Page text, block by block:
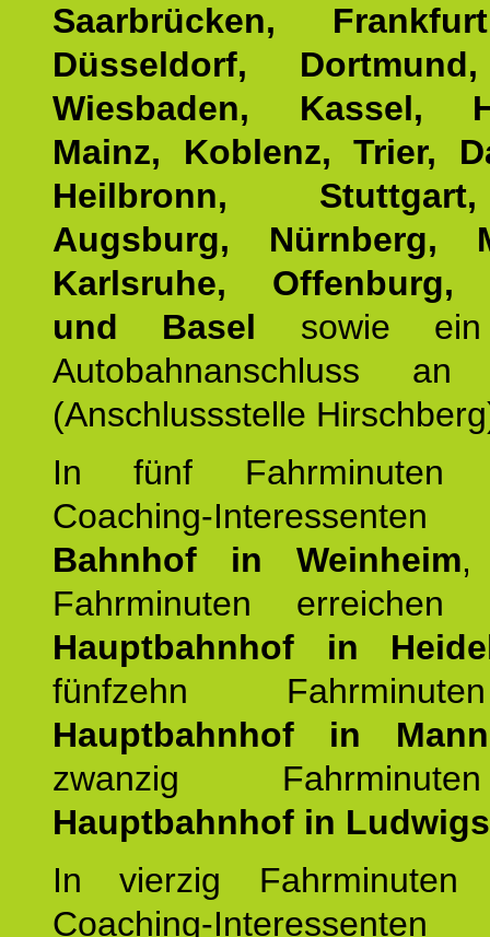
Saarbrücken,
Düsseldorf,
Wiesbaden, Kassel,
Mainz, Koblenz, Trier,
Heilbronn,
Augsburg, Nürnberg,
Karlsruhe, Offenburg,
und Basel sowie ein
Autobahnanschluss
(Anschlussstelle
In fünf Fahrminuten
Coaching-
Bahnhof in Weinheim,
Fahrminuten
Hauptbahnhof in
fünfzehn
Hauptbahnhof in
zwanzig
Hauptbahnhof in
In vierzig Fahrminuten
Coaching-